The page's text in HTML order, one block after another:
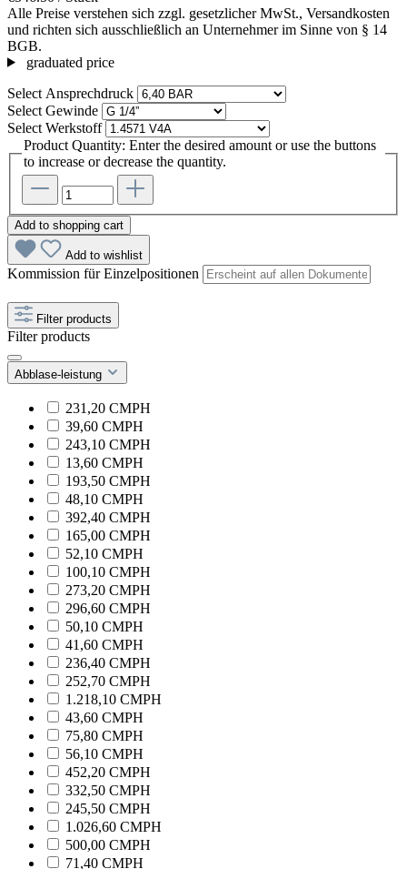
Alle Preise verstehen sich zzgl. gesetzlicher MwSt., Versandkosten
und richten sich ausschließlich an Unternehmer im Sinne von § 14
BGB.
graduated price
Select Ansprechdruck
Select Gewinde
Select Werkstoff
Product Quantity: Enter the desired amount or use the buttons
to increase or decrease the quantity.
Add to shopping cart
Add to wishlist
Kommission für Einzelpositionen
Filter products
Filter products
Abblase-leistung
231,20 CMPH
39,60 CMPH
243,10 CMPH
13,60 CMPH
193,50 CMPH
48,10 CMPH
392,40 CMPH
165,00 CMPH
52,10 CMPH
100,10 CMPH
273,20 CMPH
296,60 CMPH
50,10 CMPH
41,60 CMPH
236,40 CMPH
252,70 CMPH
1.218,10 CMPH
43,60 CMPH
75,80 CMPH
56,10 CMPH
452,20 CMPH
332,50 CMPH
245,50 CMPH
1.026,60 CMPH
500,00 CMPH
71,40 CMPH